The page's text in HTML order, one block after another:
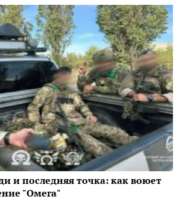
и последняя точка: как воюет
"Омега"